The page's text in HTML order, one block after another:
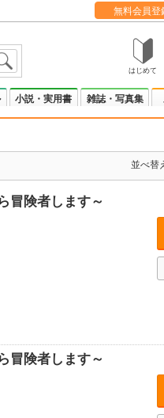
無料会員登
はじめて
小説・実用書 雑誌・写真集
並べ替
冒険者します～
冒険者します～